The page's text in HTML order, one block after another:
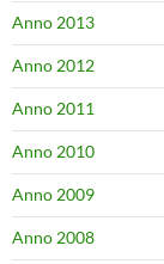
Anno 2013
Anno 2012
Anno 2011
Anno 2010
Anno 2009
Anno 2008